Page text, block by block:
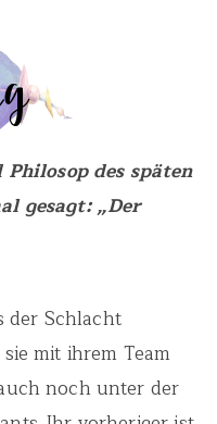
des späten
gesagt: „Der
der Schlacht
mit ihrem Team
noch unter der